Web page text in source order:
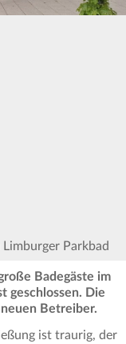
Parkbad
Badegäste im
geschlossen. Die
Betreiber.
ist traurig, der